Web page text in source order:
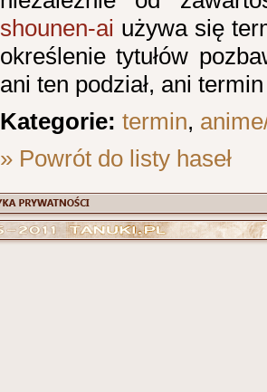
shounen­‑ai używa się
określenie tytułów
ani ten podział, ani
Kategorie: termin,
» Powrót do listy haseł